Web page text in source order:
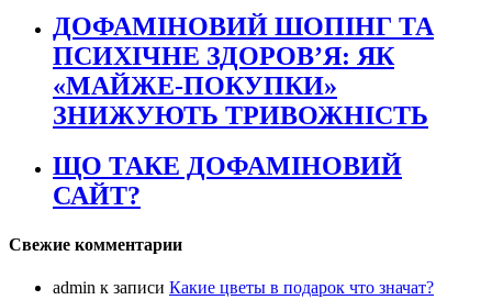
ДОФАМІНОВИЙ ШОПІНГ ТА
ПСИХІЧНЕ ЗДОРОВ’Я: ЯК
«МАЙЖЕ-ПОКУПКИ»
ЗНИЖУЮТЬ ТРИВОЖНІСТЬ
ЩО ТАКЕ ДОФАМІНОВИЙ
САЙТ?
Свежие комментарии
admin к записи Какие цветы в подарок что значат?